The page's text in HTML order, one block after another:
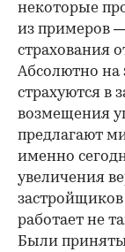
некоторые
из примеров
страхования
Абсолютно на
страхуются в
возмещения
предлагают
именно
увеличения
застройщиков
работает не
Были